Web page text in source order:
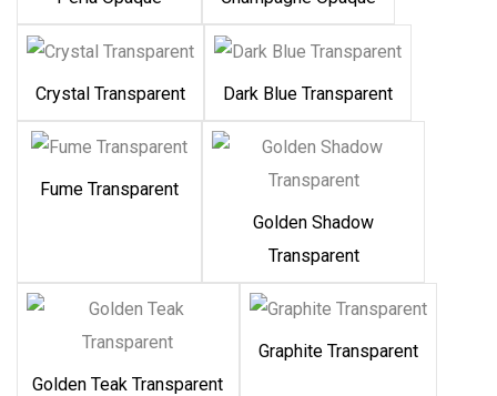
Crystal Transparent Dark Blue Transparent
Fume Transparent
Golden Shadow
Transparent
Golden Teak Transparent
Graphite Transparent